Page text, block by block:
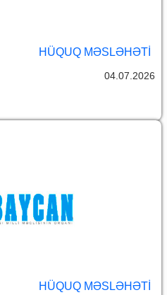
HÜQUQ MƏSLƏHƏTI
04.07.2026
HÜQUQ MƏSLƏHƏTI